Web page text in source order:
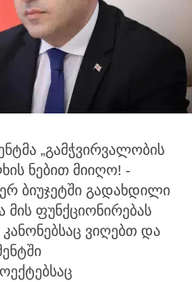
„გამჭვირვალობის
ნებით მიიღო! -
ბიუჯეტში გადახდილი
მის ფუნქციონირებას
ვიღებთ და